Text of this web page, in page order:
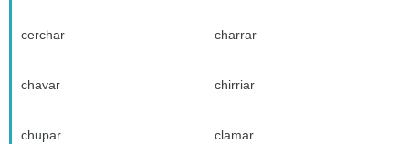
cerchar charrar
chavar chirriar
chupar clamar